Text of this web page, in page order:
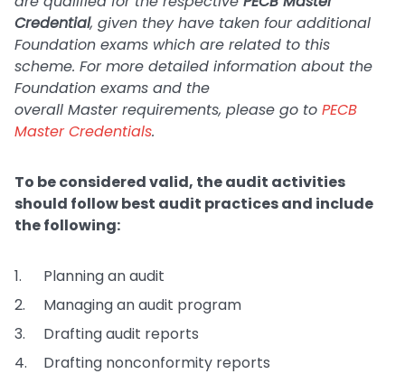
Credential, given they have taken four additional
Foundation exams which are related to this
scheme. For more detailed information about the
Foundation exams and the
overall Master requirements, please go to PECB
Master Credentials.
To be considered valid, the audit activities
should follow best audit practices and include
the following:
Planning an audit
Managing an audit program
Drafting audit reports
Drafting nonconformity reports